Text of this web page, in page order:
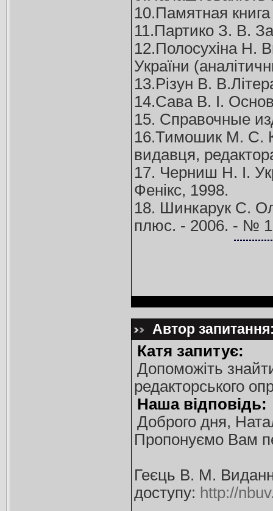
10.Памятная
11.Партико З. В.
12.Полосухіна Н.
України
13.Різун В.
14.Сава В. І.
15. Справочные
16.Тимошик М. С.
видавця,
17. Черниш Н. І.
Фенікс, 1998.
18. Шинкарук С.
плюс. - 2006. - №
Автор
Катя запитує:
Допоможіть
редакторського
Наша відповідь:
Доброго дня,
Пропонуємо Вам
Геєць В. М.
доступу: http://